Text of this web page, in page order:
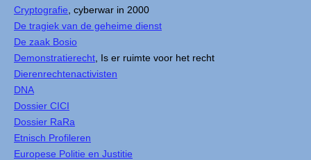
Cryptografie , cyberwar in 2000
De tragiek van de geheime dienst
De zaak Bosio
Demonstratierecht , Is er ruimte voor het recht
Dierenrechtenactivisten
DNA
Dossier CICI
Dossier RaRa
Etnisch Profileren
Europese Politie en Justitie